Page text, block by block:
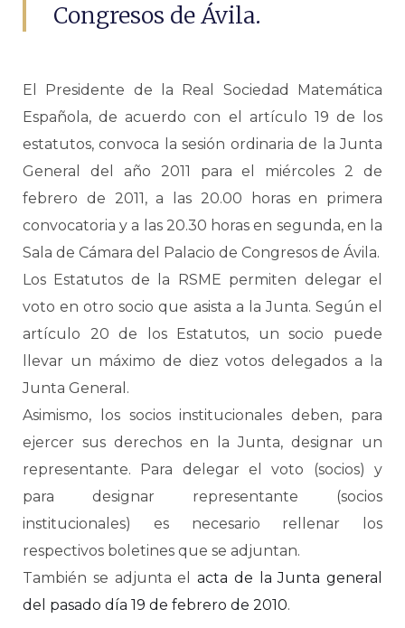
Congresos de Ávila.
El Presidente de la Real Sociedad Matemática
Española, de acuerdo con el artículo 19 de los
estatutos, convoca la sesión ordinaria de la Junta
General del año 2011 para el miércoles 2 de
febrero de 2011, a las 20.00 horas en primera
convocatoria y a las 20.30 horas en segunda, en la
Sala de Cámara del Palacio de Congresos de Ávila.
Los Estatutos de la RSME permiten delegar el
voto en otro socio que asista a la Junta. Según el
artículo 20 de los Estatutos, un socio puede
llevar un máximo de diez votos delegados a la
Junta General.
Asimismo, los socios institucionales deben, para
ejercer sus derechos en la Junta, designar un
representante. Para delegar el voto (socios) y
para designar representante (socios
institucionales) es necesario rellenar los
respectivos boletines que se adjuntan.
También se adjunta el acta de la Junta general
del pasado día 19 de febrero de 2010.